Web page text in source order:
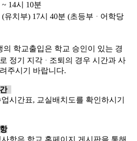
~ 14시 10분
(유치부) 17시 40분 (초등부ᆞ어학당
의 학교출입은 학교 승인이 있는 경
정기 지각 ᆞ 조퇴의 경우 시간과 사
주시기 바랍니다.
업시간표, 교실배치도를 확인하시기
항은 학교 홈페이지
게시판을 통해